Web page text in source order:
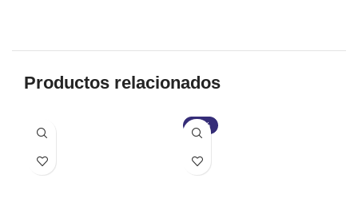
Productos relacionados
-25%